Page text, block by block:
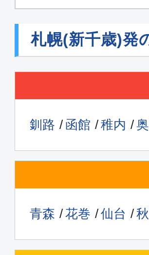
札幌(新千歳)発
釧路 函館 稚内
青森 花巻 仙台